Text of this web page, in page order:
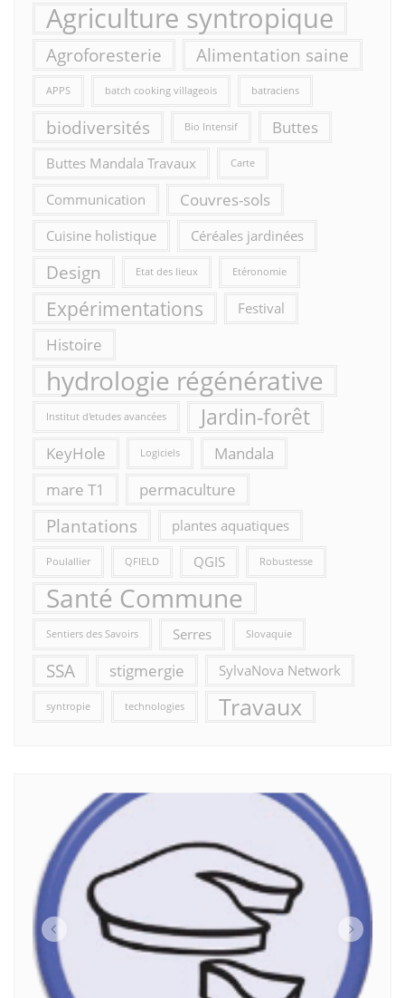
Agriculture syntropique
Agroforesterie Alimentation saine
APPS batch cooking villageois batraciens
biodiversités Bio Intensif Buttes
Buttes Mandala Travaux Carte
Communication Couvres-sols
Cuisine holistique Céréales jardinées
Design Etat des lieux Etéronomie
Expérimentations Festival
Histoire
hydrologie régénérative
Institut d'etudes avancées Jardin-forêt
KeyHole Logiciels
Mandala
mare T1
permaculture
Plantations plantes aquatiques
Poulallier QFIELD QGIS Robustesse
Santé Commune
Sentiers des Savoirs Serres Slovaquie
SSA stigmergie SylvaNova Network
syntropie technologies Travaux